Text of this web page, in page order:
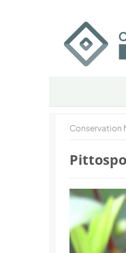
Conservation